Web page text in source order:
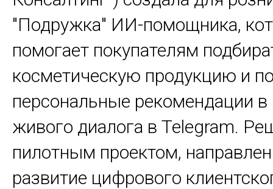
"Подружка" ИИ-помощника,
помогает покупателям
косметическую продукцию и
персональные рекомендации
живого диалога в Telegram.
пилотным проектом,
развитие цифрового